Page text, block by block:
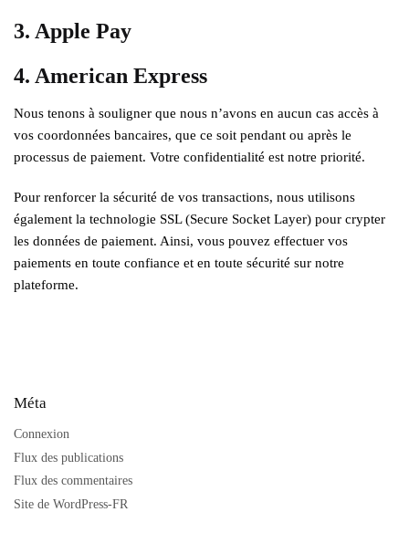
3. Apple Pay
4. American Express
Nous tenons à souligner que nous n’avons en aucun cas accès à
vos coordonnées bancaires, que ce soit pendant ou après le
processus de paiement. Votre confidentialité est notre priorité.
Pour renforcer la sécurité de vos transactions, nous utilisons
également la technologie SSL (Secure Socket Layer) pour crypter
les données de paiement. Ainsi, vous pouvez effectuer vos
paiements en toute confiance et en toute sécurité sur notre
plateforme.
Méta
Connexion
Flux des publications
Flux des commentaires
Site de WordPress-FR